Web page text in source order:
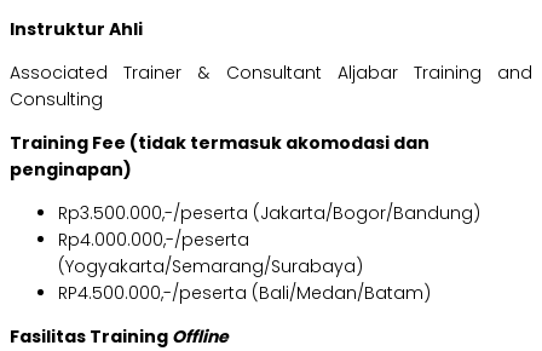
Instruktur Ahli
Associated Trainer & Consultant Aljabar Training and
Consulting
Training Fee (tidak termasuk akomodasi dan
penginapan)
Rp3.500.000,-/peserta (Jakarta/Bogor/Bandung)
Rp4.000.000,-/peserta
(Yogyakarta/Semarang/Surabaya)
RP4.500.000,-/peserta (Bali/Medan/Batam)
Fasilitas Training Offline